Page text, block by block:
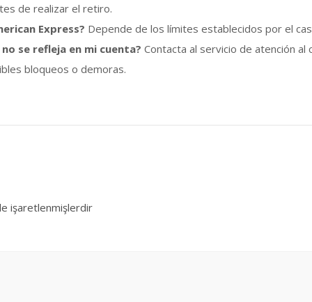
de realizar el retiro.
Express? Depende de los límites establecidos por el
se refleja en mi cuenta? Contacta al servicio de atención
bloqueos o demoras.
işaretlenmişlerdir